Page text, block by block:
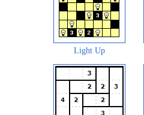
Light Up